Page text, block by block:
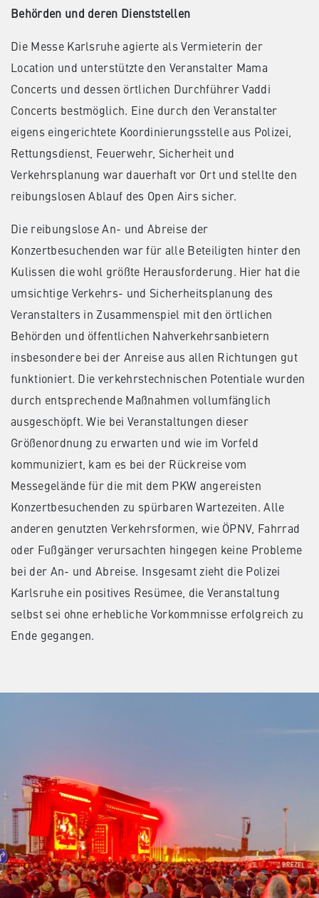
Behörden und deren Dienststellen
Die Messe Karlsruhe agierte als Vermieterin der
Location und unterstützte den Veranstalter Mama
Concerts und dessen örtlichen Durchführer Vaddi
Concerts bestmöglich. Eine durch den Veranstalter
eigens eingerichtete Koordinierungsstelle aus Polizei,
Rettungsdienst, Feuerwehr, Sicherheit und
Verkehrsplanung war dauerhaft vor Ort und stellte den
reibungslosen Ablauf des Open Airs sicher.
Die reibungslose An- und Abreise der
Konzertbesuchenden war für alle Beteiligten hinter den
Kulissen die wohl größte Herausforderung. Hier hat die
umsichtige Verkehrs- und Sicherheitsplanung des
Veranstalters in Zusammenspiel mit den örtlichen
Behörden und öffentlichen Nahverkehrsanbietern
insbesondere bei der Anreise aus allen Richtungen gut
funktioniert. Die verkehrstechnischen Potentiale wurden
durch entsprechende Maßnahmen vollumfänglich
ausgeschöpft. Wie bei Veranstaltungen dieser
Größenordnung zu erwarten und wie im Vorfeld
kommuniziert, kam es bei der Rückreise vom
Messegelände für die mit dem PKW angereisten
Konzertbesuchenden zu spürbaren Wartezeiten. Alle
anderen genutzten Verkehrsformen, wie ÖPNV, Fahrrad
oder Fußgänger verursachten hingegen keine Probleme
bei der An- und Abreise. Insgesamt zieht die Polizei
Karlsruhe ein positives Resümee, die Veranstaltung
selbst sei ohne erhebliche Vorkommnisse erfolgreich zu
Ende gegangen.